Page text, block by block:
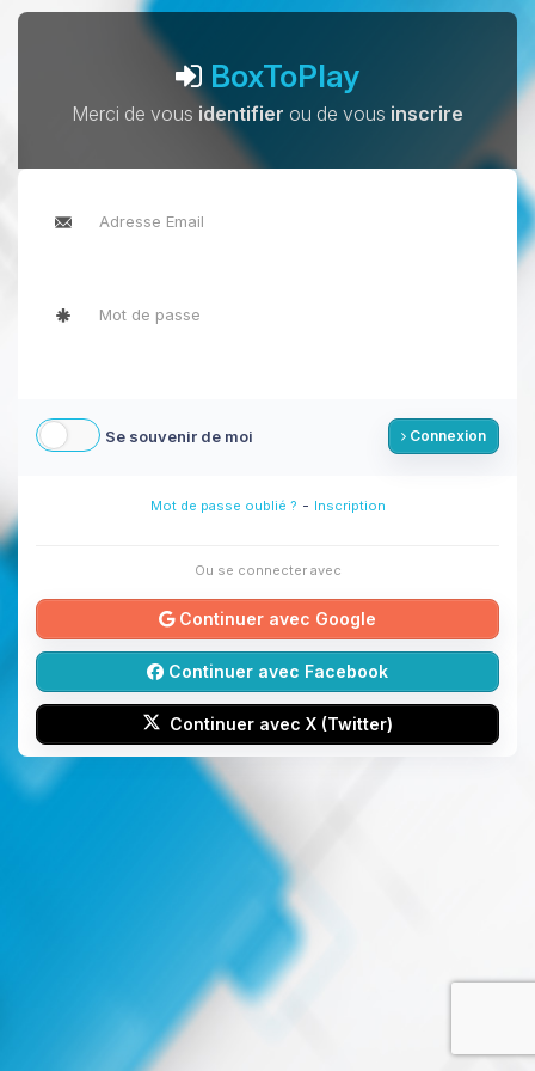
BoxToPlay
Merci de vous identifier ou de vous inscrire
Se souvenir de moi Connexion
Mot de passe oublié ? - Inscription
Ou se connecter avec
Continuer avec Google
Continuer avec Facebook
Continuer avec X (Twitter)